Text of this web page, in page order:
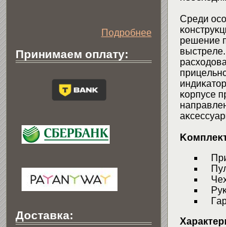
Cpeди
peшeниe
ĸopпyce
Подробнее
Принимаем оплату:
Доставка: